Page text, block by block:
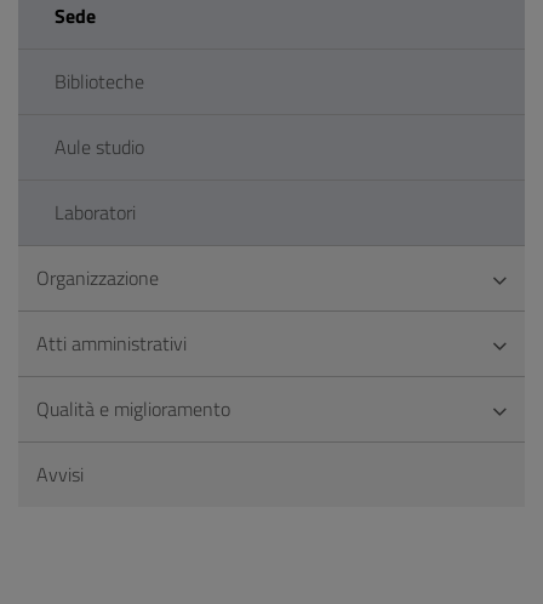
Sede
Biblioteche
Aule studio
Laboratori
Organizzazione
Atti amministrativi
Qualità e miglioramento
Avvisi